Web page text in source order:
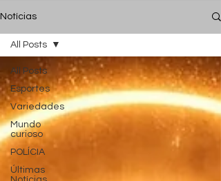
Notícias
All Posts
Esportes
Variedades
Mundo
curioso
POLÍCIA
Últimas
All Posts